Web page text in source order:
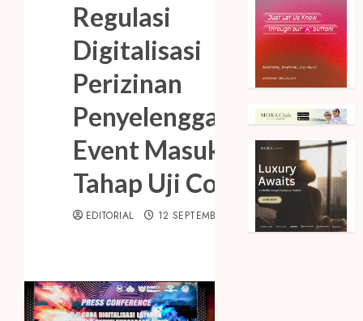
Regulasi
Digitalisasi
Perizinan
Penyelenggaraan
Event Masuk
Tahap Uji Coba
EDITORIAL 12 SEPTEMBER 2023